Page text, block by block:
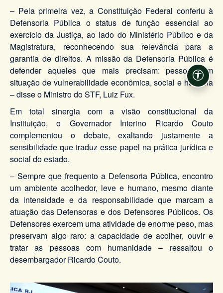
– Pela primeira vez, a Constituição Federal conferiu à
Defensoria Pública o status de função essencial ao
exercício da Justiça, ao lado do Ministério Público e da
Magistratura, reconhecendo sua relevância para a
garantia de direitos. A missão da Defensoria Pública é
defender aqueles que mais precisam: pessoas em
situação de vulnerabilidade econômica, social e humana
– disse o Ministro do STF, Luiz Fux.
Em total sinergia com a visão constitucional da
Instituição, o Governador Interino Ricardo Couto
complementou o debate, exaltando justamente a
sensibilidade que traduz esse papel na prática jurídica e
social do estado.
– Sempre que frequento a Defensoria Pública, encontro
um ambiente acolhedor, leve e humano, mesmo diante
da intensidade e da responsabilidade que marcam a
atuação das Defensoras e dos Defensores Públicos. Os
Defensores exercem uma atividade de enorme peso, mas
preservam algo raro: a capacidade de acolher, ouvir e
tratar as pessoas com humanidade – ressaltou o
desembargador Ricardo Couto.